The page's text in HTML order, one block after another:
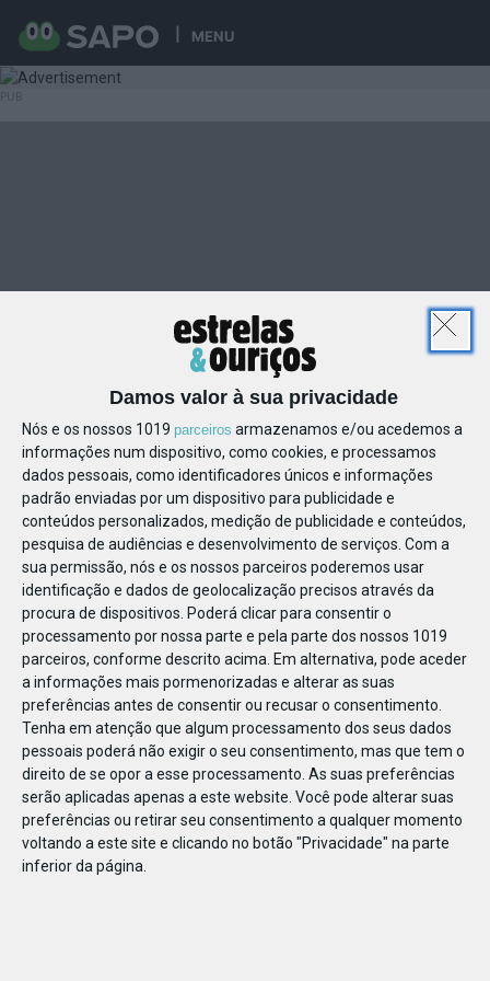
MENU
Damos valor à sua privacidade
Nós e os nossos 1019 parceiros armazenamos e/ou acedemos a
informações num dispositivo, como cookies, e processamos
dados pessoais, como identificadores únicos e informações
padrão enviadas por um dispositivo para publicidade e
conteúdos personalizados, medição de publicidade e conteúdos,
pesquisa de audiências e desenvolvimento de serviços. Com a
sua permissão, nós e os nossos parceiros poderemos usar
identificação e dados de geolocalização precisos através da
procura de dispositivos. Poderá clicar para consentir o
processamento por nossa parte e pela parte dos nossos 1019
parceiros, conforme descrito acima. Em alternativa, pode aceder
a informações mais pormenorizadas e alterar as suas
preferências antes de consentir ou recusar o consentimento.
Tenha em atenção que algum processamento dos seus dados
pessoais poderá não exigir o seu consentimento, mas que tem o
direito de se opor a esse processamento. As suas preferências
serão aplicadas apenas a este website. Você pode alterar suas
preferências ou retirar seu consentimento a qualquer momento
voltando a este site e clicando no botão "Privacidade" na parte
inferior da página.
235371490072401